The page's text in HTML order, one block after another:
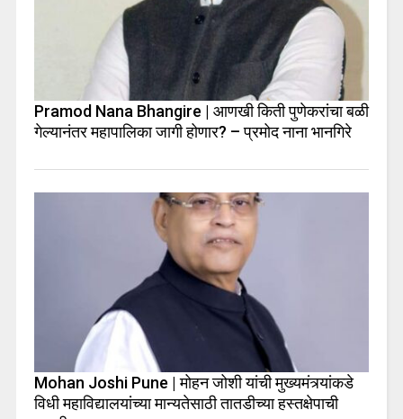
Pramod Nana Bhangire | आणखी किती पुणेकरांचा बळी
गेल्यानंतर महापालिका जागी होणार? – प्रमोद नाना भानगिरे
Mohan Joshi Pune | मोहन जोशी यांची मुख्यमंत्र्यांकडे
विधी महाविद्यालयांच्या मान्यतेसाठी तातडीच्या हस्तक्षेपाची